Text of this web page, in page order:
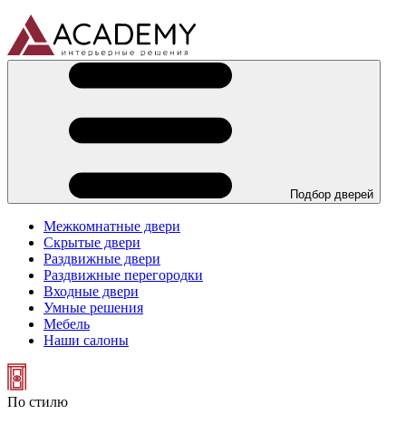
Подбор дверей
Межкомнатные двери
Скрытые двери
Раздвижные двери
Раздвижные перегородки
Входные двери
Умные решения
Мебель
Наши салоны
По стилю